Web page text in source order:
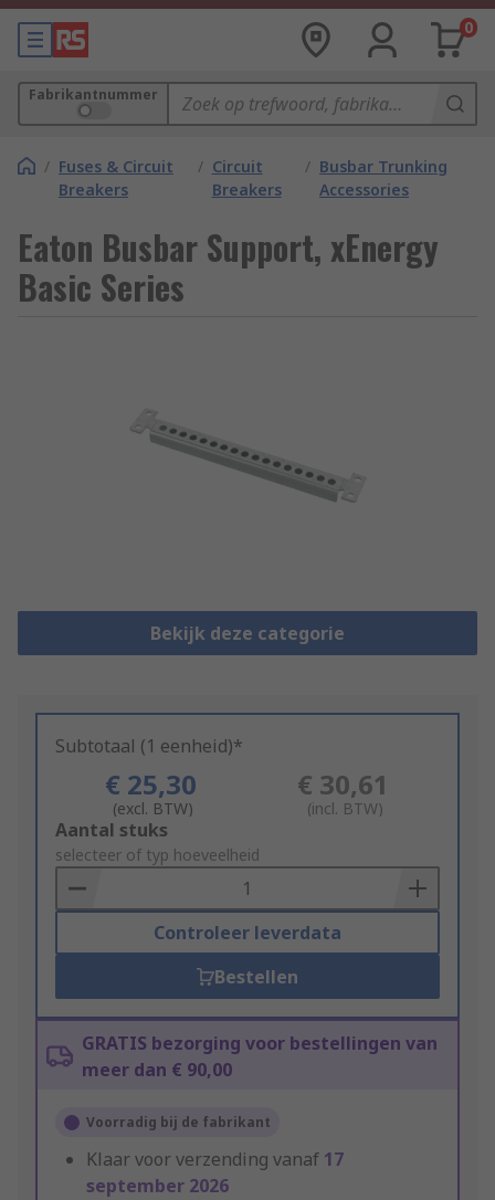
0
Fabrikantnummer
/ Fuses & Circuit
Breakers
/ Circuit
Breakers
/ Busbar Trunking
Accessories
Eaton Busbar Support, xEnergy
Basic Series
Bekijk deze categorie
Subtotaal (1 eenheid)*
€ 25,30
(excl. BTW)
€ 30,61
(incl. BTW)
Add
to
Basket
Aantal stuks
selecteer of typ hoeveelheid
Controleer leverdata
Bestellen
GRATIS bezorging voor bestellingen van
meer dan € 90,00
Voorradig bij de fabrikant
Klaar voor verzending vanaf 17
september 2026